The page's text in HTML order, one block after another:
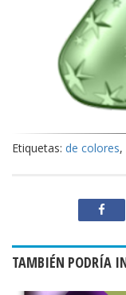
Etiquetas: de colores,
TAMBIÉN PODRÍA